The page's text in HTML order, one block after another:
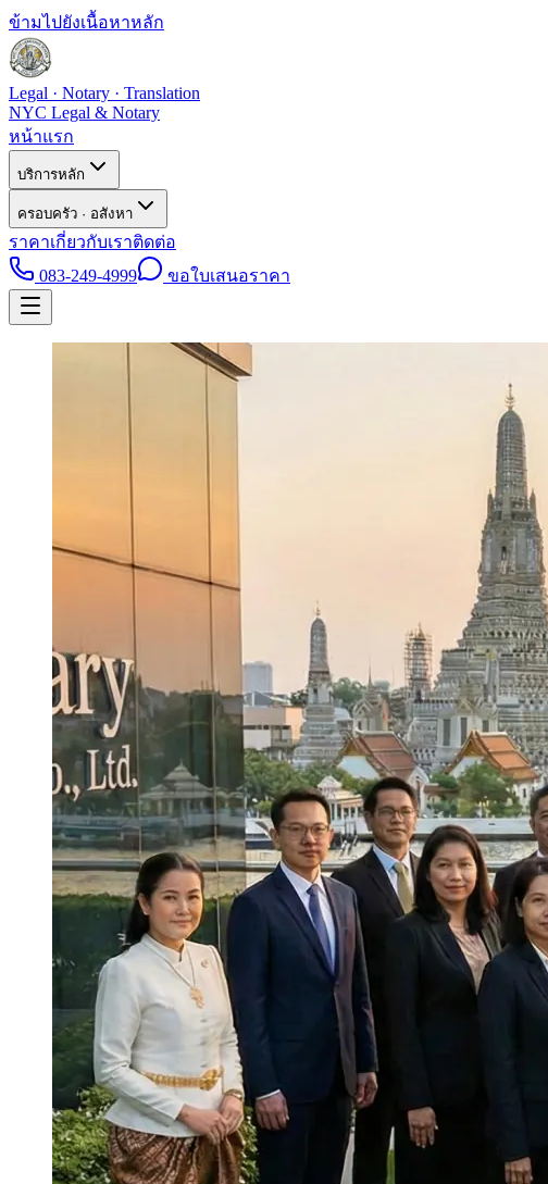
ข้ามไปยังเนื้อหาหลัก
Legal · Notary · Translation
NYC Legal & Notary
หน้าแรก
บริการหลัก
ครอบครัว · อสังหา
ราคาเกี่ยวกับเราติดต่อ
083-249-4999
ขอใบเสนอราคา